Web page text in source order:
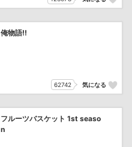
俺物語!!
62742 気になる
フルーツバスケット 1st seaso
n